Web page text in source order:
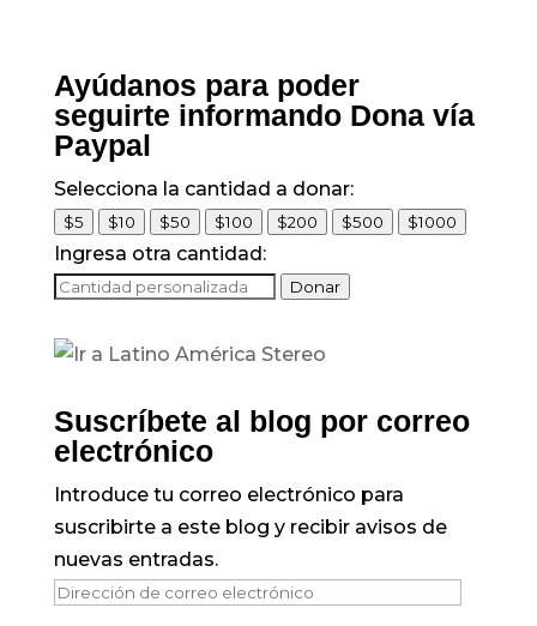
Ayúdanos para poder
seguirte informando Dona vía
Paypal
Selecciona la cantidad a donar:
$5 $10 $50 $100 $200 $500 $1000
Ingresa otra cantidad:
Donar
Suscríbete al blog por correo
electrónico
Introduce tu correo electrónico para
suscribirte a este blog y recibir avisos de
nuevas entradas.
Dirección